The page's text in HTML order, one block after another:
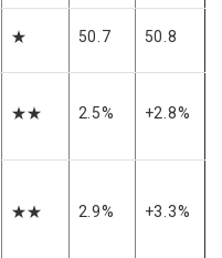
★ 50.7 50.8
★★ 2.5% +2.8%
★★ 2.9% +3.3%